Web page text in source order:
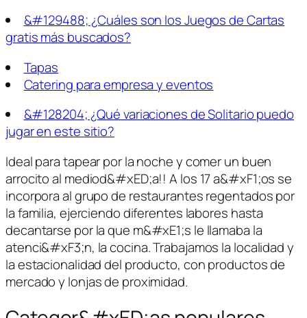
&#129488; ¿Cuáles son los Juegos de Cartas
gratis más buscados?
Tapas
Catering para empresa y eventos
&#128204; ¿Qué variaciones de Solitario puedo
jugar en este sitio?
Ideal para tapear por la noche y comer un buen
arrocito al mediod&#xED;a!! A los 17 a&#xF1;os se
incorpora al grupo de restaurantes regentados por
la familia, ejerciendo diferentes labores hasta
decantarse por la que m&#xE1;s le llamaba la
atenci&#xF3;n, la cocina. Trabajamos la localidad y
la estacionalidad del producto, con productos de
mercado y lonjas de proximidad.